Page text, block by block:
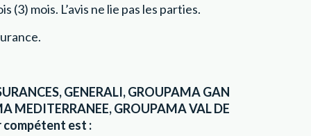
mois. L’avis ne lie pas les parties.
GENERALI, GROUPAMA GAN
MEDITERRANEE, GROUPAMA VAL DE
compétent est :